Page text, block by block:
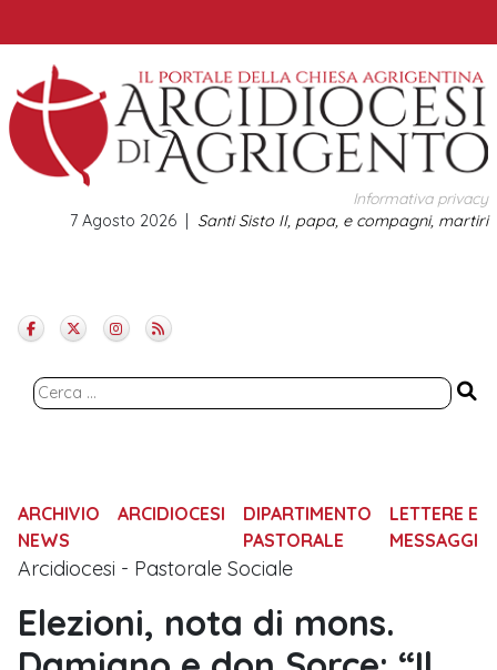
to
content
Informativa privacy
Santi Sisto II, papa, e compagni, martiri
7 Agosto 2026
Ricerca
ARCHIVIO
NEWS
ARCIDIOCESI
DIPARTIMENTO
PASTORALE
LETTERE E
MESSAGGI
Arcidiocesi - Pastorale Sociale
Elezioni, nota di mons.